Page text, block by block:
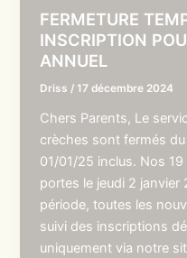
FERMETURE
INSCRIPTION
ANNUEL
Driss /17 décembre 2024
Chers Parents, Le
crèches sont fermés
01/01/25 inclus. Nos
portes le jeudi 2
période, toutes les
suivi des inscriptions
uniquement via notre